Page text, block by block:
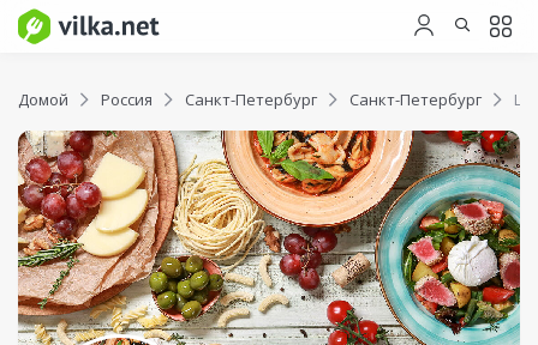
Домой Россия Санкт-Петербург Санкт-Петербург La